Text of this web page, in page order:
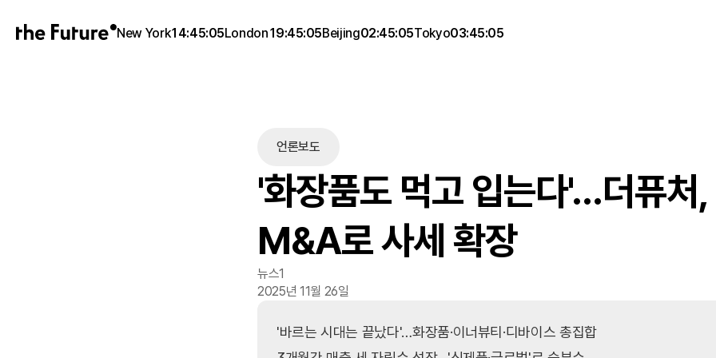
New York14:45:05London19:45:05Beijing02:45:05Tokyo03:45:05
언론보도
'화장품도 먹고 입는다'…더퓨처,
M&A로 사세 확장
뉴스1
2025년 11월 26일
'바르는 시대는 끝났다'…화장품·이너뷰티·디바이스 총집합